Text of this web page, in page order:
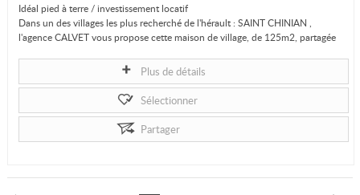
Idéal pied à terre / investissement locatif
Dans un des villages les plus recherché de l'hérault : SAINT CHINIAN ,
l'agence CALVET vous propose cette maison de village, de 125m2, partagée
Plus de détails
Sélectionner
Partager